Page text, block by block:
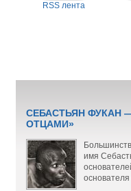
RSS лента
СЕБАСТЬЯН ФУКАН
ОТЦАМИ»
имя